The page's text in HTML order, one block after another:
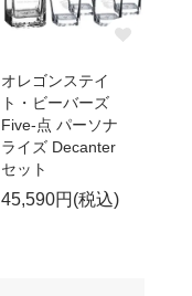
オレゴンステイ
ト・ビーバーズ
Five-点 パーソナ
ライズ Decanter
セット
45,590円(税込)